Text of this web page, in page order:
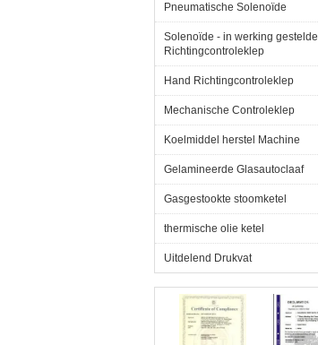
Pneumatische Solenoïde
Solenoïde - in werking gestelde
Richtingcontroleklep
Hand Richtingcontroleklep
Mechanische Controleklep
Koelmiddel herstel Machine
Gelamineerde Glasautoclaaf
Gasgestookte stoomketel
thermische olie ketel
Uitdelend Drukvat